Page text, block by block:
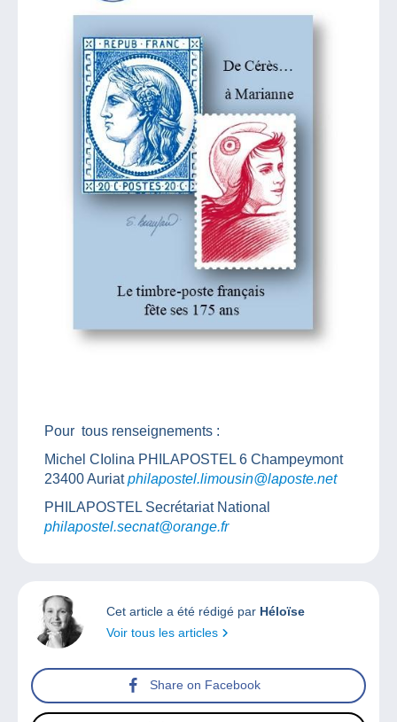
Pour tous renseignements :
Michel CIolina PHILAPOSTEL 6 Champeymont
23400 Auriatphilapostel.limousin@laposte.net
PHILAPOSTEL Secrétariat National
philapostel.secnat@orange.fr
Cet article a été rédigé par Héloïse
Voir tous les articles
Share on Facebook